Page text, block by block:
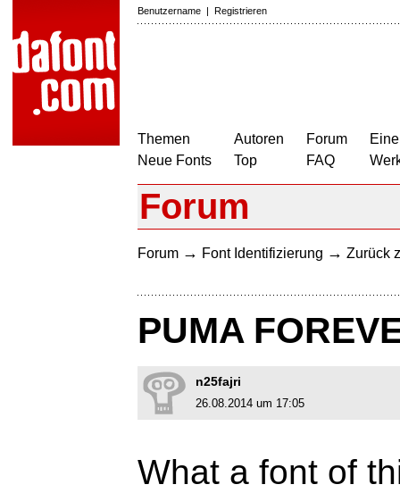
Benutzername | Registrieren
Themen
Neue Fonts
Autoren
Top
Forum
FAQ
Forum
Forum → Font Identifizierung → Zurück
PUMA
n25fajri
26.08.2014 um 17:05
What a font of